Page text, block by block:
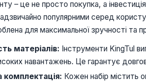
– це не просто покупка, а
популярними серед
для максимальної зручності та
матеріалів: Інструменти KingTul
навантажень. Це гарантує
комплектація: Кожен набір містить